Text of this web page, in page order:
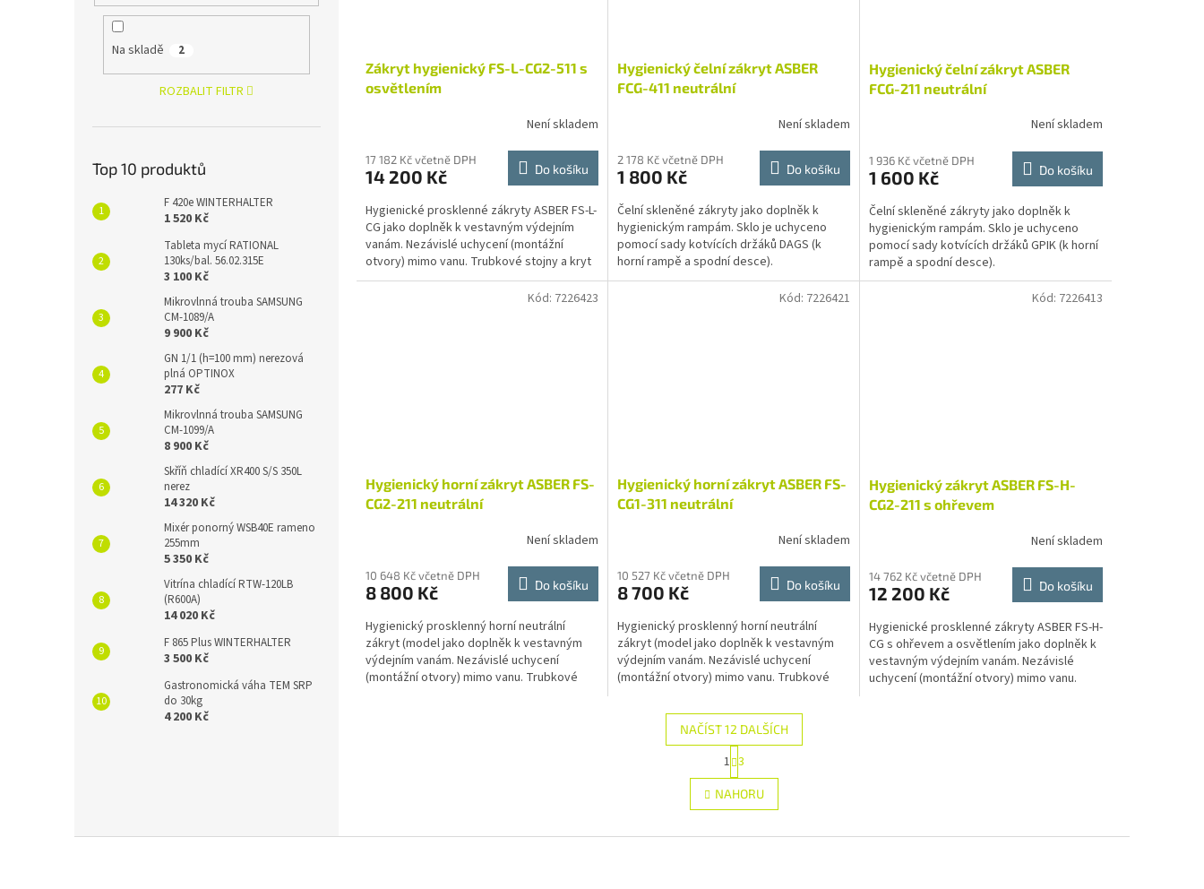
Na skladě 2
ROZBALIT FILTR
Top 10 produktů
F 420e WINTERHALTER
1 520 Kč
Tableta mycí RATIONAL
130ks/bal. 56.02.315E
3 100 Kč
Mikrovlnná trouba SAMSUNG
CM-1089/A
9 900 Kč
GN 1/1 (h=100 mm) nerezová
plná OPTINOX
277 Kč
Mikrovlnná trouba SAMSUNG
CM-1099/A
8 900 Kč
Skříň chladící XR400 S/S 350L
nerez
14 320 Kč
Mixér ponorný WSB40E rameno
255mm
5 350 Kč
Vitrína chladící RTW-120LB
(R600A)
14 020 Kč
F 865 Plus WINTERHALTER
3 500 Kč
Gastronomická váha TEM SRP
do 30kg
4 200 Kč
Zákryt hygienický FS-L-CG2-511 s
osvětlením
Není skladem
17 182 Kč včetně DPH
14 200 Kč Do košíku
Hygienické prosklenné zákryty ASBER FS-L-
CG jako doplněk k vestavným výdejním
vanám. Nezávislé uchycení (montážní
otvory) mimo vanu. Trubkové stojny a kryt
osvětlení je vyroben...
Hygienický čelní zákryt ASBER
FCG-411 neutrální
Není skladem
2 178 Kč včetně DPH
1 800 Kč Do košíku
Čelní skleněné zákryty jako doplněk k
hygienickým rampám. Sklo je uchyceno
pomocí sady kotvících držáků DAGS (k
horní rampě a spodní desce).
Hygienický čelní zákryt ASBER
FCG-211 neutrální
Není skladem
1 936 Kč včetně DPH
1 600 Kč Do košíku
Čelní skleněné zákryty jako doplněk k
hygienickým rampám. Sklo je uchyceno
pomocí sady kotvících držáků GPIK (k horní
rampě a spodní desce).
Hygienický horní zákryt ASBER FS-
CG2-211 neutrální
Není skladem
10 648 Kč včetně DPH
8 800 Kč Do košíku
Hygienický prosklenný horní neutrální
zákryt (model jako doplněk k vestavným
výdejním vanám. Nezávislé uchycení
(montážní otvory) mimo vanu. Trubkové
Kód: 7226423
Hygienický horní zákryt ASBER FS-
CG1-311 neutrální
Není skladem
10 527 Kč včetně DPH
8 700 Kč Do košíku
Hygienický prosklenný horní neutrální
zákryt (model jako doplněk k vestavným
výdejním vanám. Nezávislé uchycení
(montážní otvory) mimo vanu. Trubkové
Kód: 7226421
Hygienický zákryt ASBER FS-H-
CG2-211 s ohřevem
Není skladem
14 762 Kč včetně DPH
12 200 Kč Do košíku
Hygienické prosklenné zákryty ASBER FS-H-
CG s ohřevem a osvětlením jako doplněk k
vestavným výdejním vanám. Nezávislé
uchycení (montážní otvory) mimo vanu.
Kód: 7226413
O
v
l
d
NAČÍST 12 DALŠÍCH
t
r
á
n
1 3
NAHORU